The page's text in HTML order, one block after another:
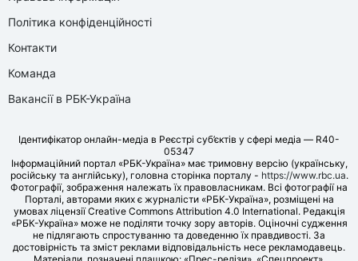
Політика конфіденційності
Контакти
Команда
Вакансії в РБК-Україна
Ідентифікатор онлайн-медіа в Реєстрі суб’єктів у сфері медіа — R40-
05347
Інформаційний портал «РБК-Україна» має тримовну версію (українську,
російську та англійську), головна сторінка порталу - https://www.rbc.ua.
Фотографії, зображення належать їх правовласникам. Всі фотографії на
Порталі, авторами яких є журналісти «РБК-Україна», розміщені на
умовах ліцензії Creative Commons Attribution 4.0 International. Редакція
«РБК-Україна» може не поділяти точку зору авторів. Оціночні судження
не підлягають спростуванню та доведенню їх правдивості. За
достовірність та зміст реклами відповідальність несе рекламодавець.